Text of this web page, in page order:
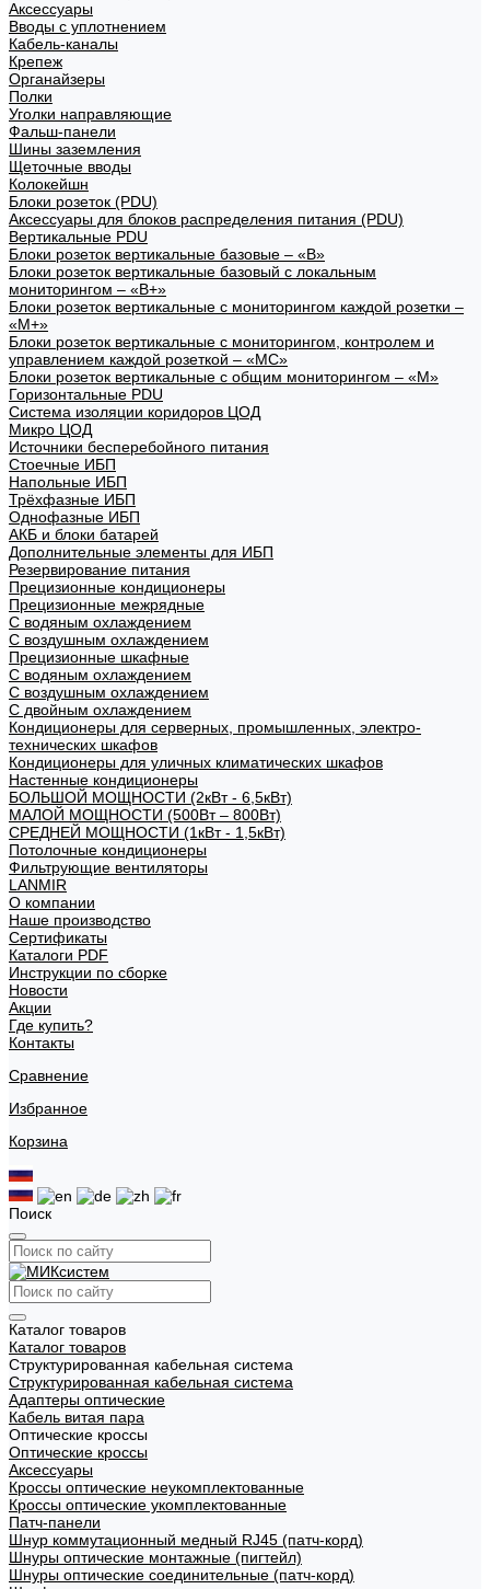
Аксессуары
Вводы с уплотнением
Кабель-каналы
Крепеж
Органайзеры
Полки
Уголки направляющие
Фальш-панели
Шины заземления
Щеточные вводы
Колокейшн
Блоки розеток (PDU)
Аксессуары для блоков распределения питания (PDU)
Вертикальные PDU
Блоки розеток вертикальные базовые – «В»
Блоки розеток вертикальные базовый с локальным
мониторингом – «В+»
Блоки розеток вертикальные с мониторингом каждой розетки –
«М+»
Блоки розеток вертикальные с мониторингом, контролем и
управлением каждой розеткой – «МС»
Блоки розеток вертикальные с общим мониторингом – «М»
Горизонтальные PDU
Система изоляции коридоров ЦОД
Микро ЦОД
Источники бесперебойного питания
Стоечные ИБП
Напольные ИБП
Трёхфазные ИБП
Однофазные ИБП
АКБ и блоки батарей
Дополнительные элементы для ИБП
Резервирование питания
Прецизионные кондиционеры
Прецизионные межрядные
С водяным охлаждением
С воздушным охлаждением
Прецизионные шкафные
С водяным охлаждением
С воздушным охлаждением
С двойным охлаждением
Кондиционеры для серверных, промышленных, электро-
технических шкафов
Кондиционеры для уличных климатических шкафов
Настенные кондиционеры
БОЛЬШОЙ МОЩНОСТИ (2кВт - 6,5кВт)
МАЛОЙ МОЩНОСТИ (500Вт – 800Вт)
СРЕДНЕЙ МОЩНОСТИ (1кВт - 1,5кВт)
Потолочные кондиционеры
Фильтрующие вентиляторы
LANMIR
О компании
Наше производство
Сертификаты
Каталоги PDF
Инструкции по сборке
Новости
Акции
Где купить?
Контакты
Сравнение
Избранное
Корзина
Поиск
Каталог товаров
Каталог товаров
Структурированная кабельная система
Структурированная кабельная система
Адаптеры оптические
Кабель витая пара
Оптические кроссы
Оптические кроссы
Аксессуары
Кроссы оптические неукомплектованные
Кроссы оптические укомплектованные
Патч-панели
Шнур коммутационный медный RJ45 (патч-корд)
Шнуры оптические монтажные (пигтейл)
Шнуры оптические соединительные (патч-корд)